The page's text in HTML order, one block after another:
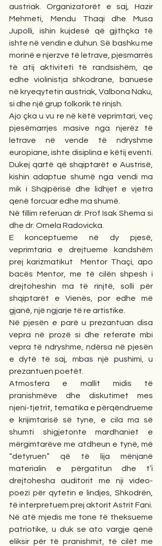
austriak. Organizatorët e saj, Hazir
Mehmeti, Mendu Thaqi dhe Musa
Jupolli, ishin kujdesë që gjithçka të
ishte në vendin e duhun. Së bashku me
morinë e njerzve të letrave, pjesmarrës
të atij aktiviteti të randsishëm, qe
edhe violinistja shkodrane, banuese
në kryeqytetin austriak, Valbona Naku,
si dhe një grup folkorik të rinjsh.
Ajo çka u vu re në këtë veprimtari, veç
pjesëmarrjes masive nga njerëz të
letrave në vende të ndryshme
europiane, ishte disiplina e këtij eventi.
Dukej qartë që shqiptarët e Austrisë,
kishin adaptue shumë nga vendi ma
mik i Shqipërisë dhe lidhjet e vjetra
qenë forcuar edhe ma shumë.
Në fillim referuan dr. Prof Isak Shema si
dhe dr. Ornela Radovicka.
E konceptueme në dy pjesë,
veprimtaria e drejtueme kandshëm
prej karizmatikut  Mentor Thaçi, apo
bacës Mentor, me të cilën shpesh i
drejtoheshin ma të rinjtë, solli për
shqiptarët e Vienës, por edhe më
gjanë, një ngjarje të re artistike.
Në pjesën e parë u prezantuan disa
vepra në prozë si dhe referate mbi
vepra të ndryshme, ndërsa në pjesën
e dytë të saj, mbas një pushimi, u
prezantuen poetët.
Atmosfera e mallit midis të
pranishmëve dhe diskutimet mes
njeni-tjetrit, tematika e përqëndrueme
e krijimtarisë së tyne, e cila ma së
shumti shigjetonte mardhaniet e
mërgimtarëve me atdheun e tynë, më
“detyruen” që të lija mënjanë
materialin e përgatitun dhe t’i
drejtohesha auditorit me nji video-
poezi për qytetin e lindjes, Shkodrën,
Në atë mjedis me tone të theksueme
patriotike, u duk se ato vargje qenë
eliksir për të pranishmit, të cilët me